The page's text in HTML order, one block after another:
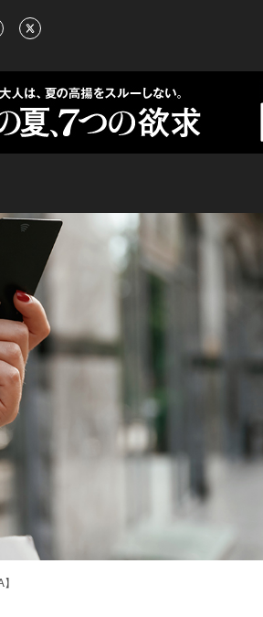
タイル情報